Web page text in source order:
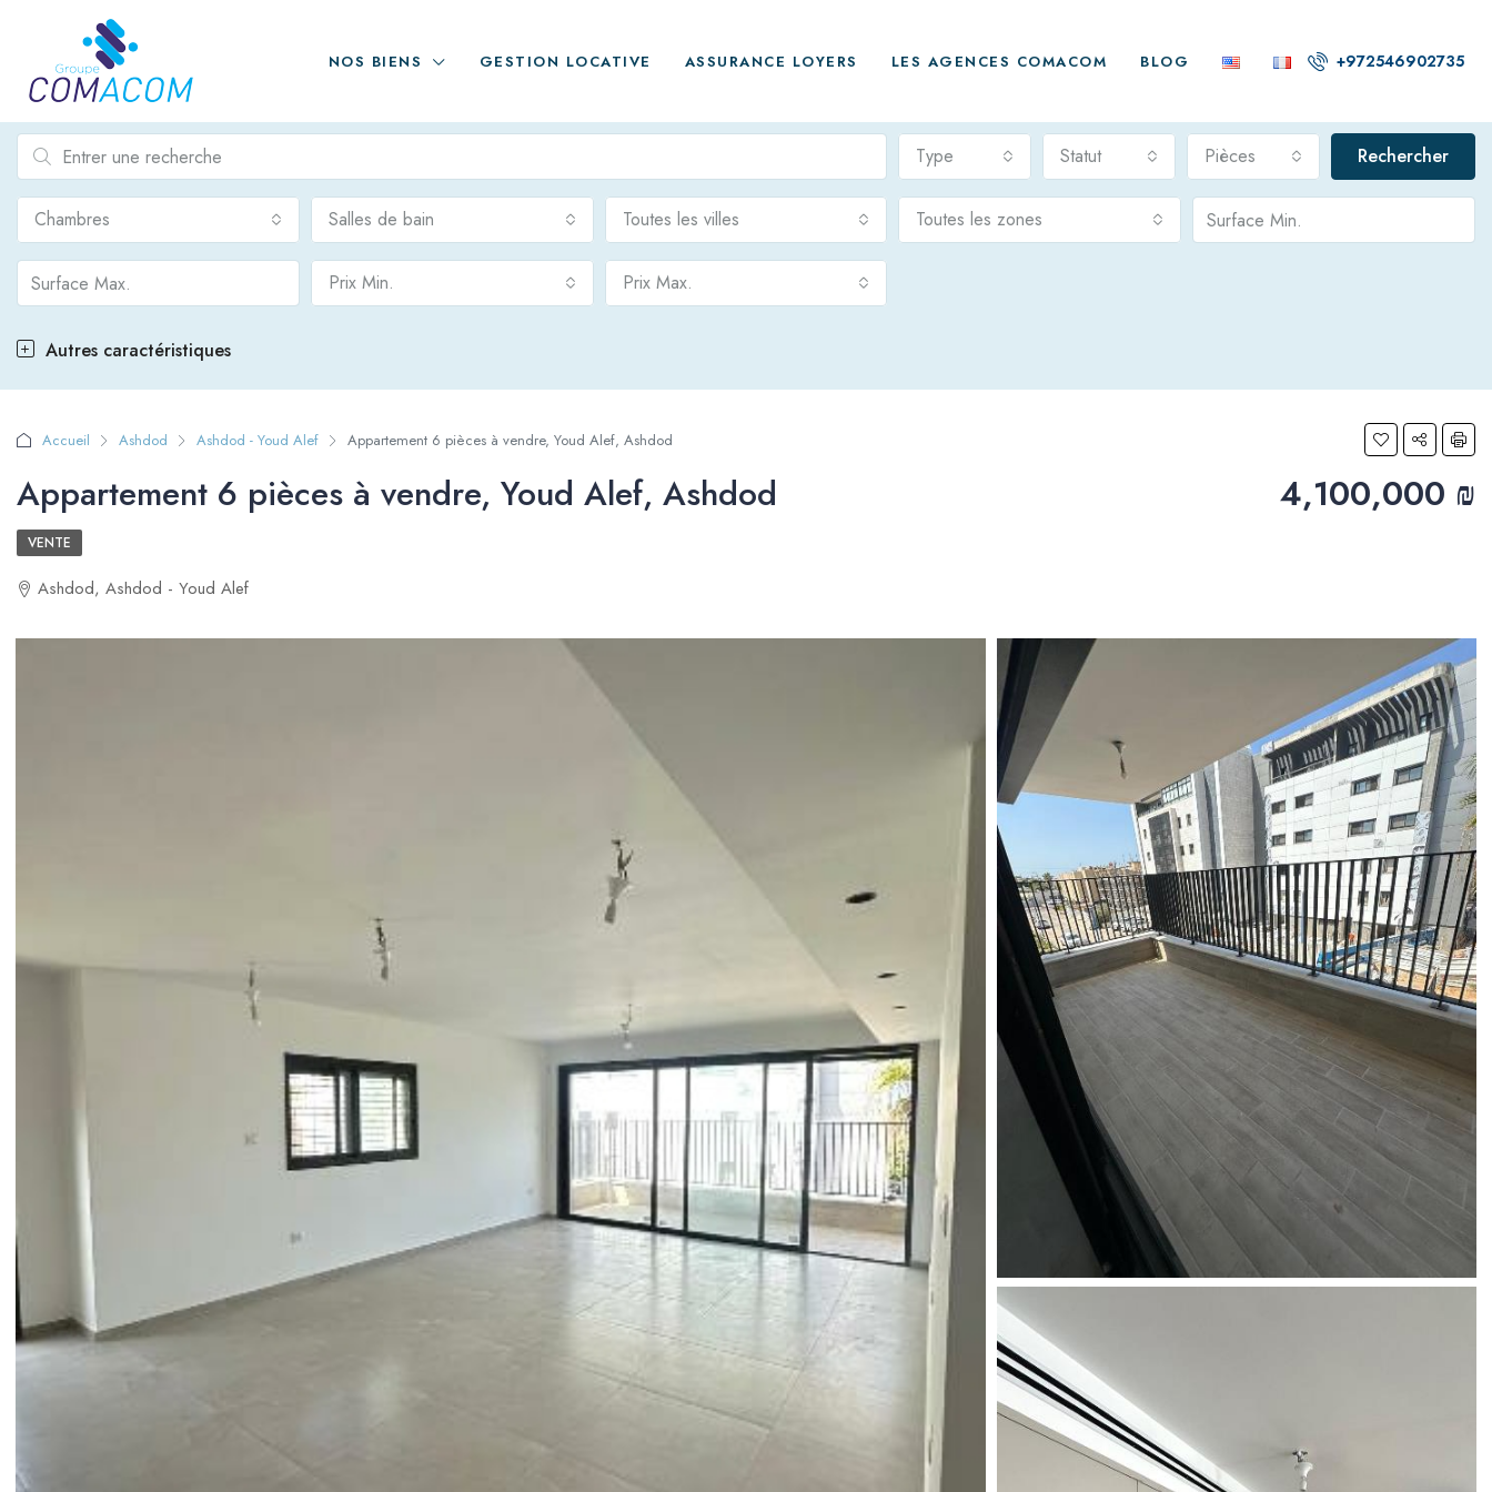
NOS BIENS GESTION LOCATIVE ASSURANCE LOYERS LES AGENCES COMACOM BLOG +972546902735
Type Statut Pièces Rechercher
Chambres Salles de bain Toutes les villes Toutes les zones
Prix Min. Prix Max.
Autres caractéristiques
Accueil Ashdod Ashdod - Youd Alef Appartement 6 pièces à vendre, Youd Alef, Ashdod
Appartement 6 pièces à vendre, Youd Alef, Ashdod 4,100,000 ₪
VENTE
Ashdod, Ashdod - Youd Alef